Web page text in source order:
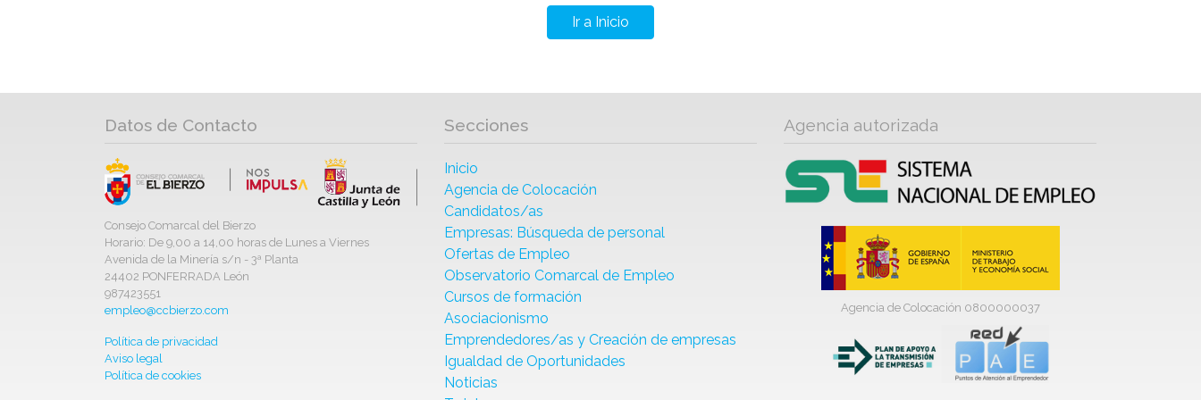
Ir a Inicio
Datos de Contacto
Consejo Comarcal del Bierzo
Horario: De 9,00 a 14,00 horas de Lunes a Viernes
Avenida de la Minería s/n - 3ª Planta
24402 PONFERRADA León
987423551
empleo@ccbierzo.com
Política de privacidad
Aviso legal
Política de cookies
Secciones
Inicio
Agencia de Colocación
Candidatos/as
Empresas: Búsqueda de personal
Ofertas de Empleo
Observatorio Comarcal de Empleo
Cursos de formación
Asociacionismo
Emprendedores/as y Creación de empresas
Igualdad de Oportunidades
Noticias
Agencia autorizada
Agencia de Colocación 0800000037